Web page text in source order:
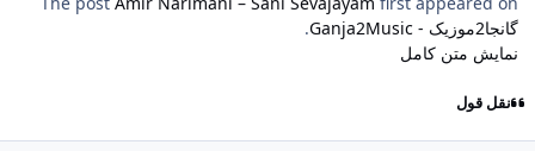
گانجا2موزیک - Ganja2Music
.
نمایش متن کامل
نقل قول